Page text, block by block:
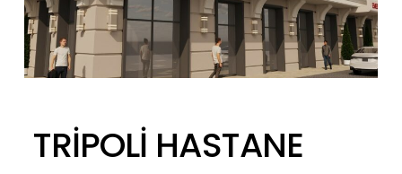
TRİPOLİ HASTANE